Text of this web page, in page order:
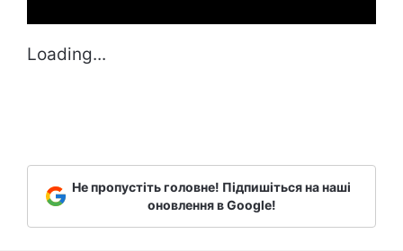
Loading...
Не пропустіть головне! Підпишіться на наші
оновлення в Google!